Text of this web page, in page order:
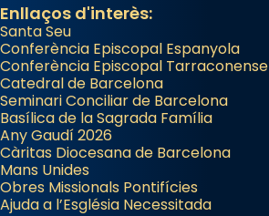
Enllaços d'interès:
Santa Seu
Conferència Episcopal Espanyola
Conferència Episcopal Tarraconense
Catedral de Barcelona
Seminari Conciliar de Barcelona
Basílica de la Sagrada Família
Any Gaudí 2026
Càritas Diocesana de Barcelona
Mans Unides
Obres Missionals Pontifícies
Ajuda a l’Església Necessitada